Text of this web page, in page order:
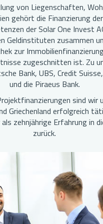
von Liegenschaften,
gehört die Finanzierung
der Solar One Invest
Geldinstituten zusammen
zur
zugeschnitten ist. Zu
Bank, UBS, Credit
und die Piraeus Bank.
sind wir
Griechenland erfolgreich
zehnjährige Erfahrung in
zurück.